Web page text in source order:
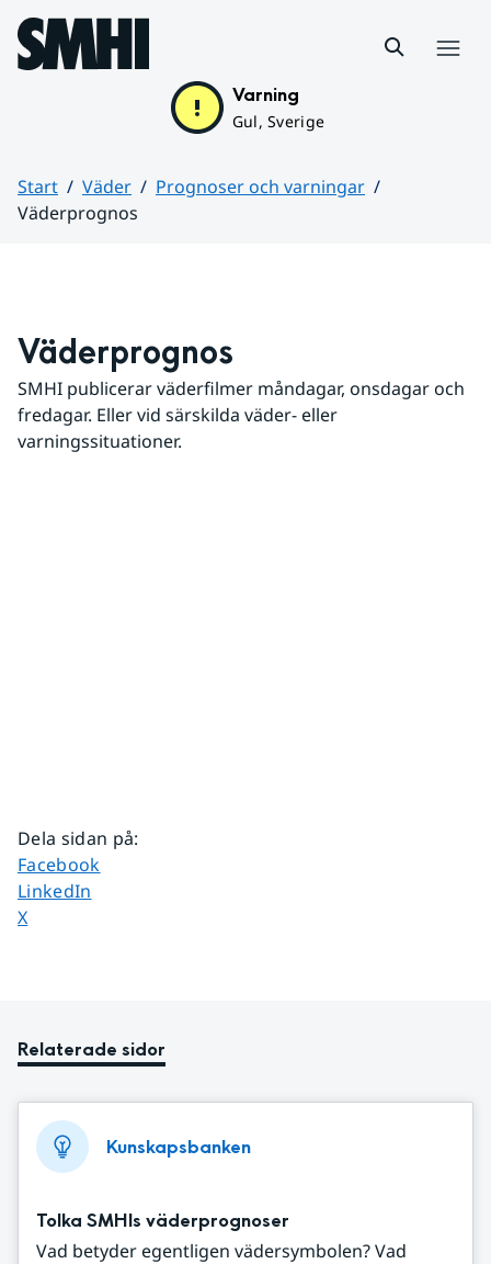
Hoppa till sidans innehåll
Varning
Gul, Sverige
Start Väder
Prognoser och varningar
Väderprognos
Väderprognos
SMHI publicerar väderfilmer måndagar, onsdagar och
fredagar. Eller vid särskilda väder- eller
varningssituationer.
Dela sidan på:
Dela sidan på
Facebook
Dela sidan på
LinkedIn
Dela sidan på
X
Relaterade sidor
Kunskapsbanken
Tolka SMHIs väderprognoser
Vad betyder egentligen vädersymbolen? Vad